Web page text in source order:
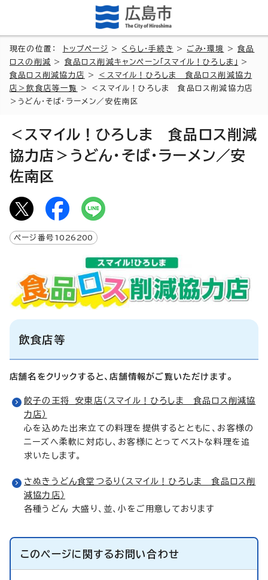
現在の位置： トップページ > くらし・手続き > ごみ・環境 >食品
ロスの削減 > 食品ロス削減キャンペーン「スマイル！ひろしま」
>
食品ロス削減協力店
>
＜スマイル！ひろしま 食品ロス削減協力
店＞飲食店等一覧
> ＜スマイル！ひろしま 食品ロス削減協力店
＞うどん・そば・ラーメン／安佐南区
＜スマイル！ひろしま 食品ロス削減
協力店＞うどん・そば・ラーメン／安
佐南区
ページ番号 1026200
飲食店等
店舗名をクリックすると、店舗情報がご覧いただけます。
餃子の王将 安東店（スマイル！ひろしま 食品ロス削減協
力店）
心を込めた出来立ての料理を提供するとともに、お客様の
ニーズへ柔軟に対応し、お客様にとってベストな料理を追
求いたします。
さぬきうどん食堂つるり（スマイル！ひろしま 食品ロス削
減協力店）
各種うどん 大盛り、並、小をご用意しております
このページに関するお問い合わせ